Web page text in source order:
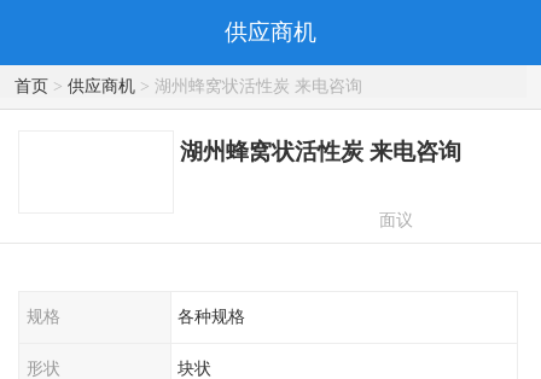
供应商机
首页> 供应商机> 湖州蜂窝状活性炭 来电咨询
湖州蜂窝状活性炭 来电咨询
面议
规格 各种规格
形状 块状